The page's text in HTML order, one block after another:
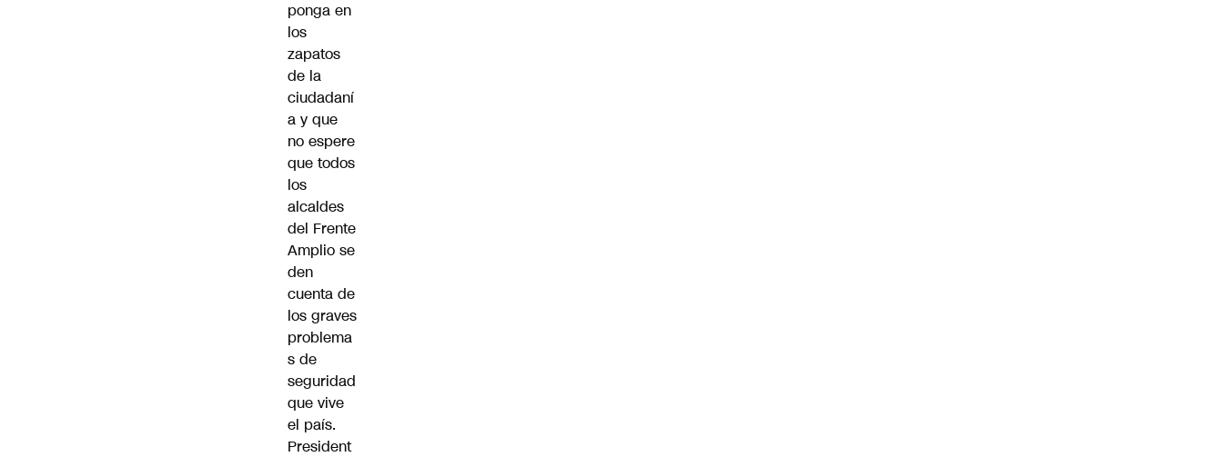
ponga en
los
zapatos
de la
ciudadaní
a y que
no espere
que todos
los
alcaldes
del Frente
Amplio se
den
cuenta de
los graves
problema
s de
seguridad
que vive
el país.
President